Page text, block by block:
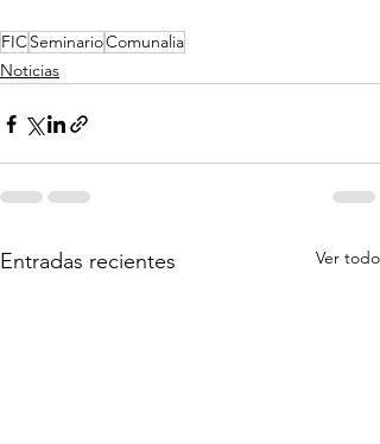
FICSeminarioComunalia
Noticias
Entradas recientes Ver todo